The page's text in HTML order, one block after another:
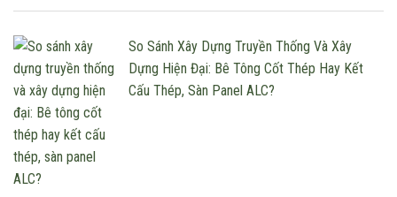
So Sánh Xây Dựng Truyền Thống Và Xây
Dựng Hiện Đại: Bê Tông Cốt Thép Hay Kết
Cấu Thép, Sàn Panel ALC?